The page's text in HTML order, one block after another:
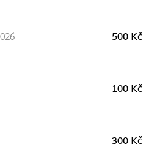
500 Kč
100 Kč
300 Kč